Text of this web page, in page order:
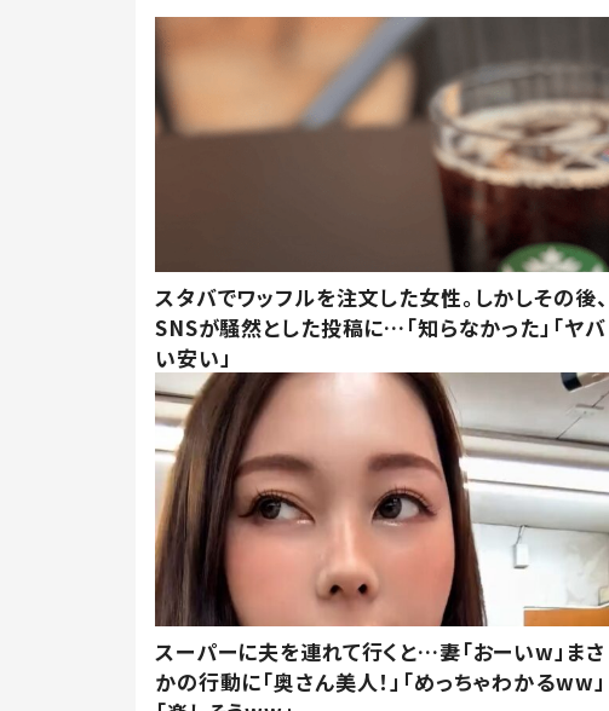
スタバでワッフルを注文した女性。しかしその後、
SNSが騒然とした投稿に…「知らなかった」「ヤバ
い安い」
スーパーに夫を連れて行くと…妻「おーいw」まさ
かの行動に「奥さん美人！」「めっちゃわかるww」